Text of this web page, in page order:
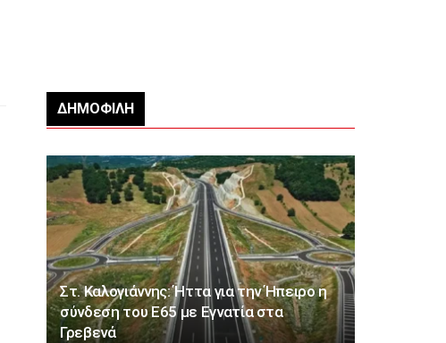
ΔΗΜΟΦΙΛΉ
Στ. Καλογιάννης: Ήττα για την Ήπειρο η
σύνδεση του Ε65 με Εγνατία στα
Γρεβενά